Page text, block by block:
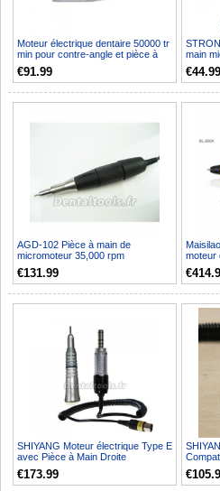
Moteur électrique dentaire 50000 tr
min pour contre-angle et pièce à
main droite
€91.99
main
min
€44.99
AGD-102 Pièce à main de
micromoteur 35,000 rpm
compatible avec Marathon
€131.99
moteur
60 000
SHIYANG Moteur électrique Type E
avec Pièce à Main Droite
Compatible avec Marath...
€173.99